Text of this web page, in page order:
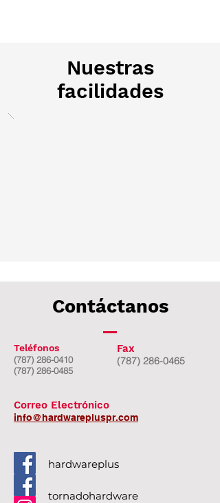
Nuestras
facilidades
Contáctanos
Teléfonos
(787) 286-0410
(787) 286-0485
Fax
(787) 286-0465
Correo Electrónico
info@hardwarepluspr.com
hardwareplus
tornadohardware